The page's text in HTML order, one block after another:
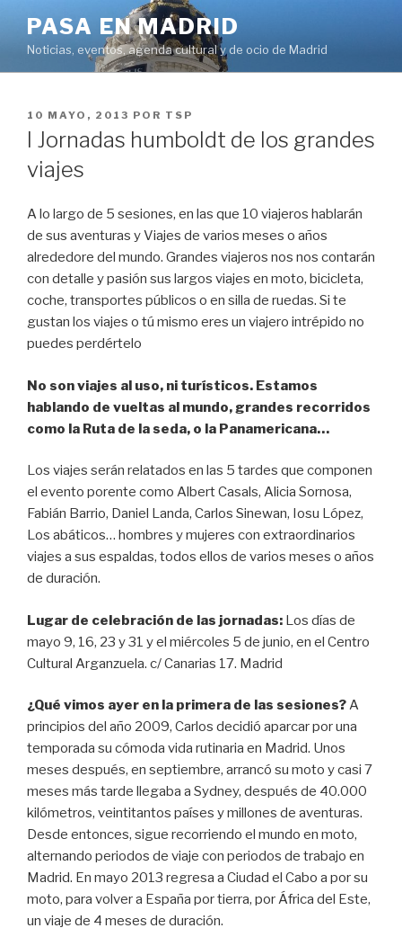
contenido
PASA EN MADRID
Noticias, eventos, agenda cultural y de ocio de Madrid
PUBLICADO
EL
10 MAYO, 2013 POR TSP
I Jornadas humboldt de los grandes
viajes
A lo largo de 5 sesiones, en las que 10 viajeros hablarán
de sus aventuras y Viajes de varios meses o años
alrededore del mundo. Grandes viajeros nos nos contarán
con detalle y pasión sus largos viajes en moto, bicicleta,
coche, transportes públicos o en silla de ruedas. Si te
gustan los viajes o tú mismo eres un viajero intrépido no
puedes perdértelo
No son viajes al uso, ni turísticos. Estamos
hablando de vueltas al mundo, grandes recorridos
como la Ruta de la seda, o la Panamericana…
Los viajes serán relatados en las 5 tardes que componen
el evento porente como Albert Casals, Alicia Sornosa,
Fabián Barrio, Daniel Landa, Carlos Sinewan, Iosu López,
Los abáticos… hombres y mujeres con extraordinarios
viajes a sus espaldas, todos ellos de varios meses o años
de duración.
Lugar de celebración de las jornadas: Los días de
mayo 9, 16, 23 y 31 y el miércoles 5 de junio, en el Centro
Cultural Arganzuela. c/ Canarias 17. Madrid
¿Qué vimos ayer en la primera de las sesiones?A
principios del año 2009, Carlos decidió aparcar por una
temporada su cómoda vida rutinaria en Madrid. Unos
meses después, en septiembre, arrancó su moto y casi 7
meses más tarde llegaba a Sydney, después de 40.000
kilómetros, veintitantos países y millones de aventuras.
Desde entonces, sigue recorriendo el mundo en moto,
alternando periodos de viaje con periodos de trabajo en
Madrid. En mayo 2013 regresa a Ciudad el Cabo a por su
moto, para volver a España por tierra, por África del Este,
un viaje de 4 meses de duración.